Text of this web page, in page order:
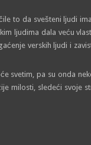
to da svešteni ljudi
ljudima dala veću
verskih ljudi i
svetim, pa su onda
milosti, sledeći svoje